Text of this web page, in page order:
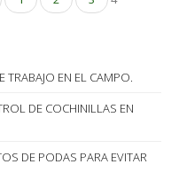
EN EL CAMPO.
DE COCHINILLAS EN
DE PODAS PARA EVITAR